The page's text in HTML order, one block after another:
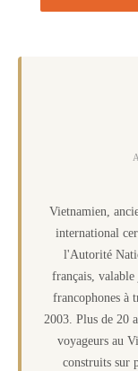
Vietnamien,
international
l'Autorité
français, valable
francophones à
2003. Plus de 20
voyageurs au
construits sur